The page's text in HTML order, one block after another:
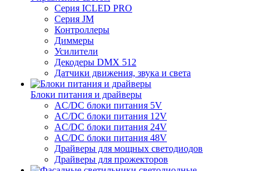
Серия ICLED PRO
Серия JM
Контроллеры
Диммеры
Усилители
Декодеры DMX 512
Датчики движения, звука и света
Блоки питания и драйверы
AC/DC блоки питания 5V
AC/DC блоки питания 12V
AC/DC блоки питания 24V
AC/DC блоки питания 48V
Драйверы для мощных светодиодов
Драйверы для прожекторов